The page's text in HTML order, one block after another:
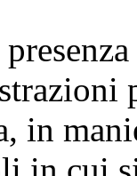
in